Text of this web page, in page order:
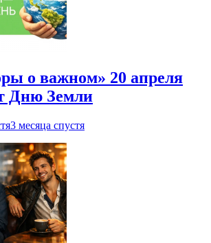
о важном» 20 апреля
Дню Земли
3 месяца спустя